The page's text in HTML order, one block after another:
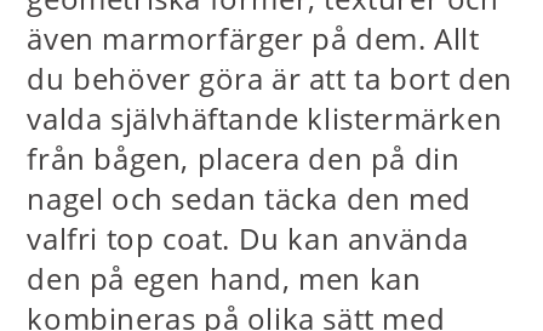
även marmorfärger på dem. Allt
du behöver göra är att ta bort den
valda självhäftande klistermärken
från bågen, placera den på din
nagel och sedan täcka den med
valfri top coat. Du kan använda
den på egen hand, men kan
kombineras på olika sätt med